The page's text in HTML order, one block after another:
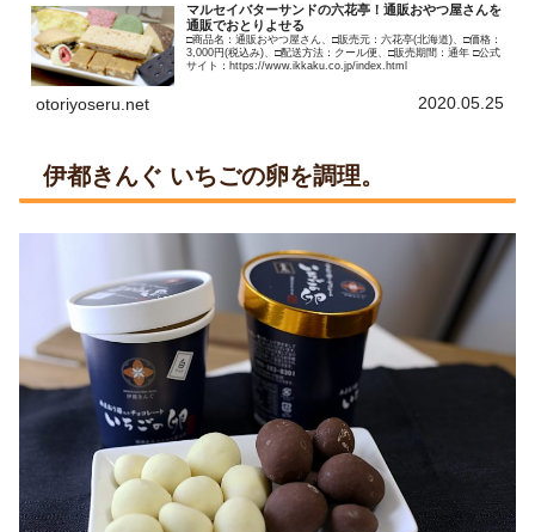
マルセイバターサンドの六花亭！通販おやつ屋さんを
通販でおとりよせる
□商品名：通販おやつ屋さん、□販売元：六花亭(北海道)、□価格：
3,000円(税込み)、□配送方法：クール便、□販売期間：通年 □公式
サイト：https://www.ikkaku.co.jp/index.html
otoriyoseru.net 2020.05.25
伊都きんぐ いちごの卵を調理。